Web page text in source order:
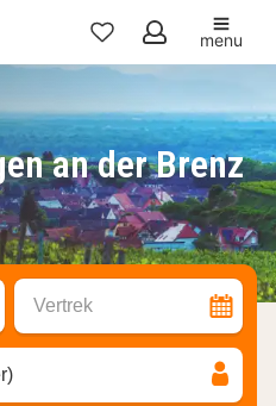
Mijn
menu
an der Brenz
Vertrek